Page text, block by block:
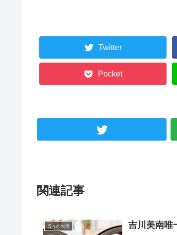
Twitter
Pocket
関連記事
日々の生活 吉川美南